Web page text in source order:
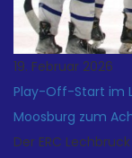
19. Februar 2026
Play-Off-Start im
Moosburg zum
Der ERC